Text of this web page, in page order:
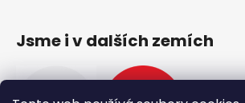
Jsme i v dalších zemích